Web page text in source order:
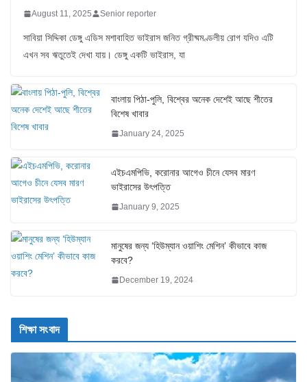
August 11, 2025 Senior reporter
সাবিয়া সিদ্দিকা ডেঙ্গু এডিস মশাবাহিত ভাইরাস জনিত গ্রীষ্মমণ্ডলীয় রোগ যদিও এটি
এখন সব ঋতুতেই দেখা যায়। ডেঙ্গু একটি ভাইরাস, যা
বাংলায় পিঠা-পুলি, বিশ্বের অনেক দেশেই আছে শীতের
বিশেষ খাবার
January 24, 2025
এইচএমপিভি, করোনার আগেও চীনে যেসব মারণ
ভাইরাসের উৎপত্তি
January 9, 2025
মানুষের জন্য ‘হিউম্যান ওয়াশিং মেশিন’ কীভাবে কাজ
করবে?
December 19, 2024
শিক্ষা সংবাদ